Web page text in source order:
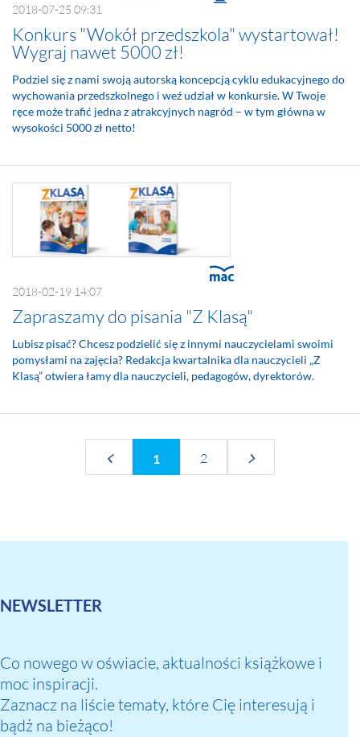
2018-07-25 09:31
Konkurs "Wokół przedszkola" wystartował!
Wygraj nawet 5000 zł!
Podziel się z nami swoją autorską koncepcją cyklu edukacyjnego do
wychowania przedszkolnego i weź udział w konkursie. W Twoje
ręce może trafić jedna z atrakcyjnych nagród – w tym główna w
wysokości 5000 zł netto!
2018-02-19 14:07
Zapraszamy do pisania "Z Klasą"
Lubisz pisać? Chcesz podzielić się z innymi nauczycielami swoimi
pomysłami na zajęcia? Redakcja kwartalnika dla nauczycieli „Z
Klasą” otwiera łamy dla nauczycieli, pedagogów, dyrektorów.
1 2
NEWSLETTER
Co nowego w oświacie, aktualności książkowe i
moc inspiracji.
Zaznacz na liście tematy, które Cię interesują i
bądż na bieżąco!